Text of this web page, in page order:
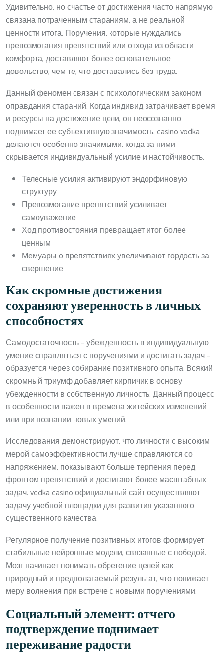
Удивительно, но счастье от достижения часто напрямую
связана потраченным стараниям, а не реальной
ценности итога. Поручения, которые нуждались
превозмогания препятствий или отхода из области
комфорта, доставляют более основательное
довольство, чем те, что доставались без труда.
Данный феномен связан с психологическим законом
оправдания стараний. Когда индивид затрачивает время
и ресурсы на достижение цели, он неосознанно
поднимает ее субъективную значимость. casino vodka
делаются особенно значимыми, когда за ними
скрывается индивидуальный усилие и настойчивость.
Телесные усилия активируют эндорфиновую
структуру
Превозмогание препятствий усиливает
самоуважение
Ход противостояния превращает итог более
ценным
Мемуары о препятствиях увеличивают гордость за
свершение
Как скромные достижения
сохраняют уверенность в личных
способностях
Самодостаточность – убежденность в индивидуальную
умение справляться с поручениями и достигать задач –
образуется через собирание позитивного опыта. Всякий
скромный триумф добавляет кирпичик в основу
убежденности в собственную личность. Данный процесс
в особенности важен в времена житейских изменений
или при познании новых умений.
Исследования демонстрируют, что личности с высоким
мерой самоэффективности лучше справляются со
напряжением, показывают больше терпения перед
фронтом препятствий и достигают более масштабных
задач. vodka casino официальный сайт осуществляют
задачу учебной площадки для развития указанного
существенного качества.
Регулярное получение позитивных итогов формирует
стабильные нейронные модели, связанные с победой.
Мозг начинает понимать обретение целей как
природный и предполагаемый результат, что понижает
меру волнения при встрече с новыми поручениями.
Социальный элемент: отчего
подтверждение поднимает
переживание радости